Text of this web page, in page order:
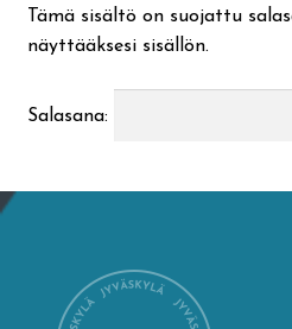
Varhaiskasvatus
Ateria- ja välipalamaksut
Kirjasto
Tämä sisältö on suojattu
näyttääksesi sisällön.
Salasana: